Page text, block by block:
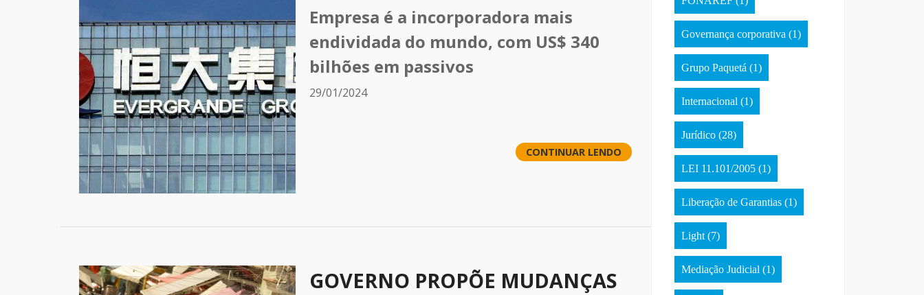
Empresa é a incorporadora mais
endividada do mundo, com US$ 340
bilhões em passivos
29/01/2024
CONTINUAR LENDO
GOVERNO PROPÕE MUDANÇAS
Governança corporativa (1)
Grupo Paquetá (1)
Internacional (1)
Jurídico (28)
LEI 11.101/2005 (1)
Liberação de Garantias (1)
Light (7)
Mediação Judicial (1)